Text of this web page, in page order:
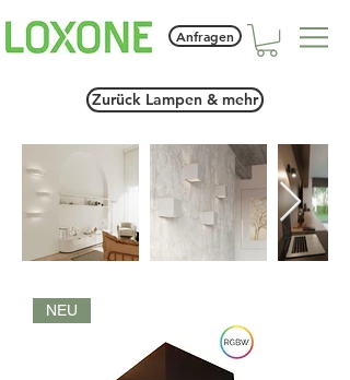
Anfragen
Zurück Lampen & mehr
NEU